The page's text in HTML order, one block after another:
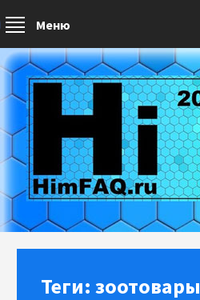
Меню
Теги: зоотовары